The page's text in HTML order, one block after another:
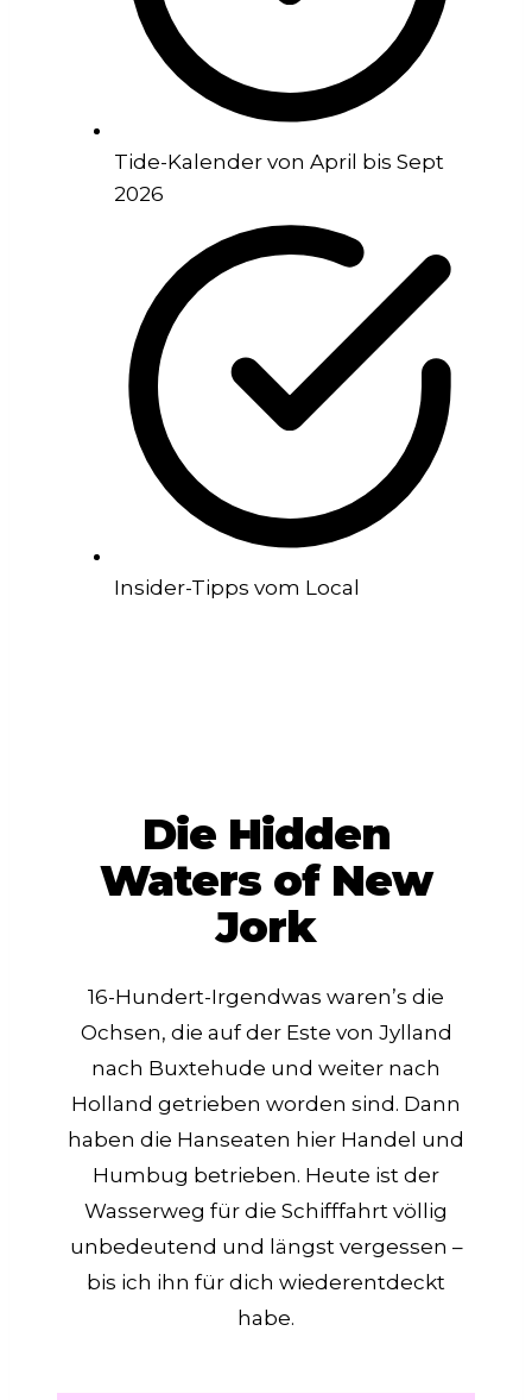
Tide-Kalender von April bis Sept
2026
Insider-Tipps vom Local
Die Hidden
Waters of New
Jork
16-Hundert-Irgendwas waren’s die
Ochsen, die auf der Este von Jylland
nach Buxtehude und weiter nach
Holland getrieben worden sind. Dann
haben die Hanseaten hier Handel und
Humbug betrieben. Heute ist der
Wasserweg für die Schifffahrt völlig
unbedeutend und längst vergessen –
bis ich ihn für dich wiederentdeckt
habe.